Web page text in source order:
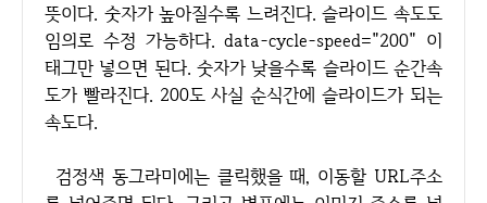
뜻이다. 숫자가 높아질수록 느려진다. 슬라이드 속도도
임의로 수정 가능하다. data-cycle-speed="200" 이
태그만 넣으면 된다. 숫자가 낮을수록 슬라이드 순간속
도가 빨라진다. 200도 사실 순식간에 슬라이드가 되는
속도다.
검정색 동그라미에는 클릭했을 때, 이동할 URL주소